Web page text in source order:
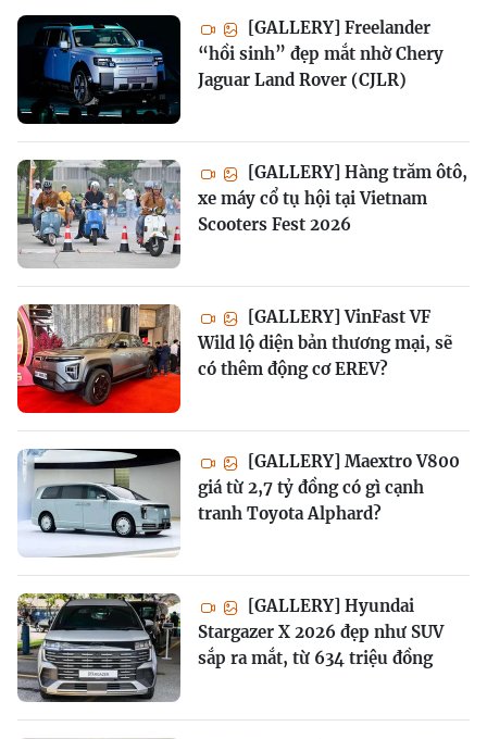
[GALLERY] Freelander
“hồi sinh” đẹp mắt nhờ Chery
Jaguar Land Rover (CJLR)
[GALLERY] Hàng trăm ôtô,
xe máy cổ tụ hội tại Vietnam
Scooters Fest 2026
[GALLERY] VinFast VF
Wild lộ diện bản thương mại, sẽ
có thêm động cơ EREV?
[GALLERY] Maextro V800
giá từ 2,7 tỷ đồng có gì cạnh
tranh Toyota Alphard?
[GALLERY] Hyundai
Stargazer X 2026 đẹp như SUV
sắp ra mắt, từ 634 triệu đồng